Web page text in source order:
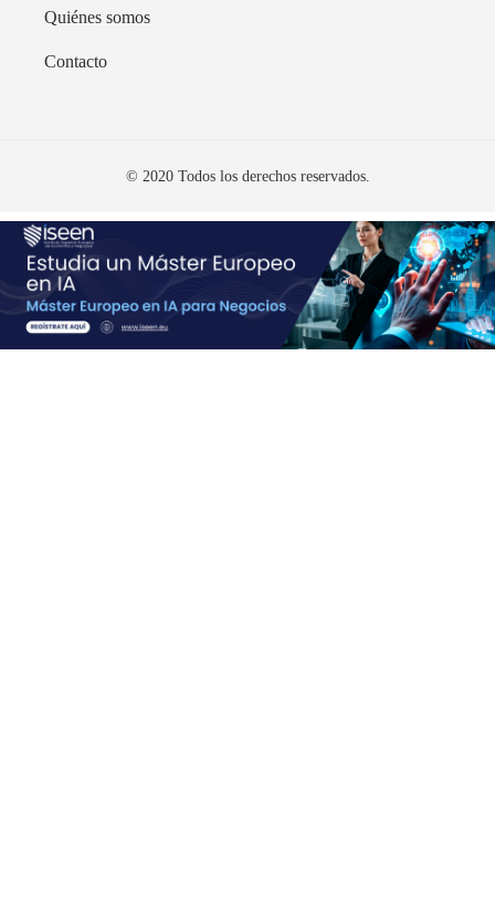
Quiénes somos
Contacto
© 2020 Todos los derechos reservados.